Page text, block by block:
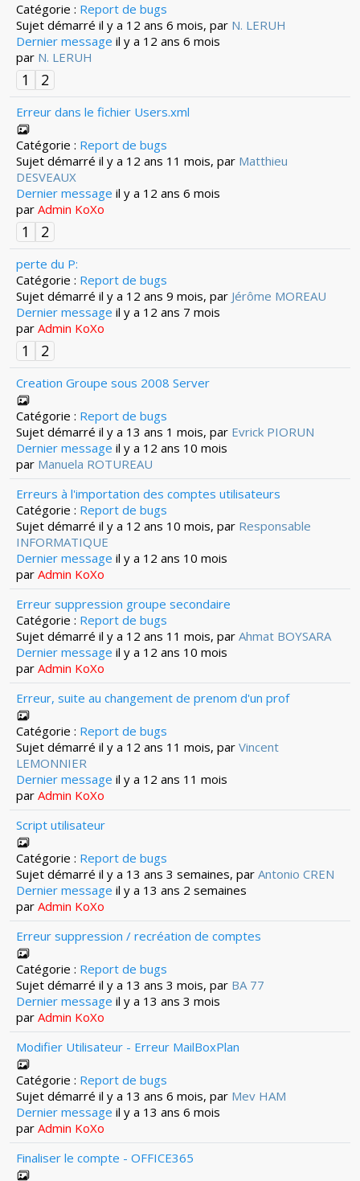
Catégorie : Report de bugs
Sujet démarré il y a 12 ans 6 mois, par N. LERUH
Dernier message il y a 12 ans 6 mois
par N. LERUH
1 2
Erreur dans le fichier Users.xml
Catégorie : Report de bugs
Sujet démarré il y a 12 ans 11 mois, par Matthieu
DESVEAUX
Dernier message il y a 12 ans 6 mois
par Admin KoXo
1 2
perte du P:
Catégorie : Report de bugs
Sujet démarré il y a 12 ans 9 mois, par Jérôme MOREAU
Dernier message il y a 12 ans 7 mois
par Admin KoXo
1 2
Creation Groupe sous 2008 Server
Catégorie : Report de bugs
Sujet démarré il y a 13 ans 1 mois, par Evrick PIORUN
Dernier message il y a 12 ans 10 mois
par Manuela ROTUREAU
Erreurs à l'importation des comptes utilisateurs
Catégorie : Report de bugs
Sujet démarré il y a 12 ans 10 mois, par Responsable
INFORMATIQUE
Dernier message il y a 12 ans 10 mois
par Admin KoXo
Erreur suppression groupe secondaire
Catégorie : Report de bugs
Sujet démarré il y a 12 ans 11 mois, par Ahmat BOYSARA
Dernier message il y a 12 ans 10 mois
par Admin KoXo
Erreur, suite au changement de prenom d'un prof
Catégorie : Report de bugs
Sujet démarré il y a 12 ans 11 mois, par Vincent
LEMONNIER
Dernier message il y a 12 ans 11 mois
par Admin KoXo
Script utilisateur
Catégorie : Report de bugs
Sujet démarré il y a 13 ans 3 semaines, par Antonio CREN
Dernier message il y a 13 ans 2 semaines
par Admin KoXo
Erreur suppression / recréation de comptes
Catégorie : Report de bugs
Sujet démarré il y a 13 ans 3 mois, par BA 77
Dernier message il y a 13 ans 3 mois
par Admin KoXo
Modifier Utilisateur - Erreur MailBoxPlan
Catégorie : Report de bugs
Sujet démarré il y a 13 ans 6 mois, par Mev HAM
Dernier message il y a 13 ans 6 mois
par Admin KoXo
Finaliser le compte - OFFICE365